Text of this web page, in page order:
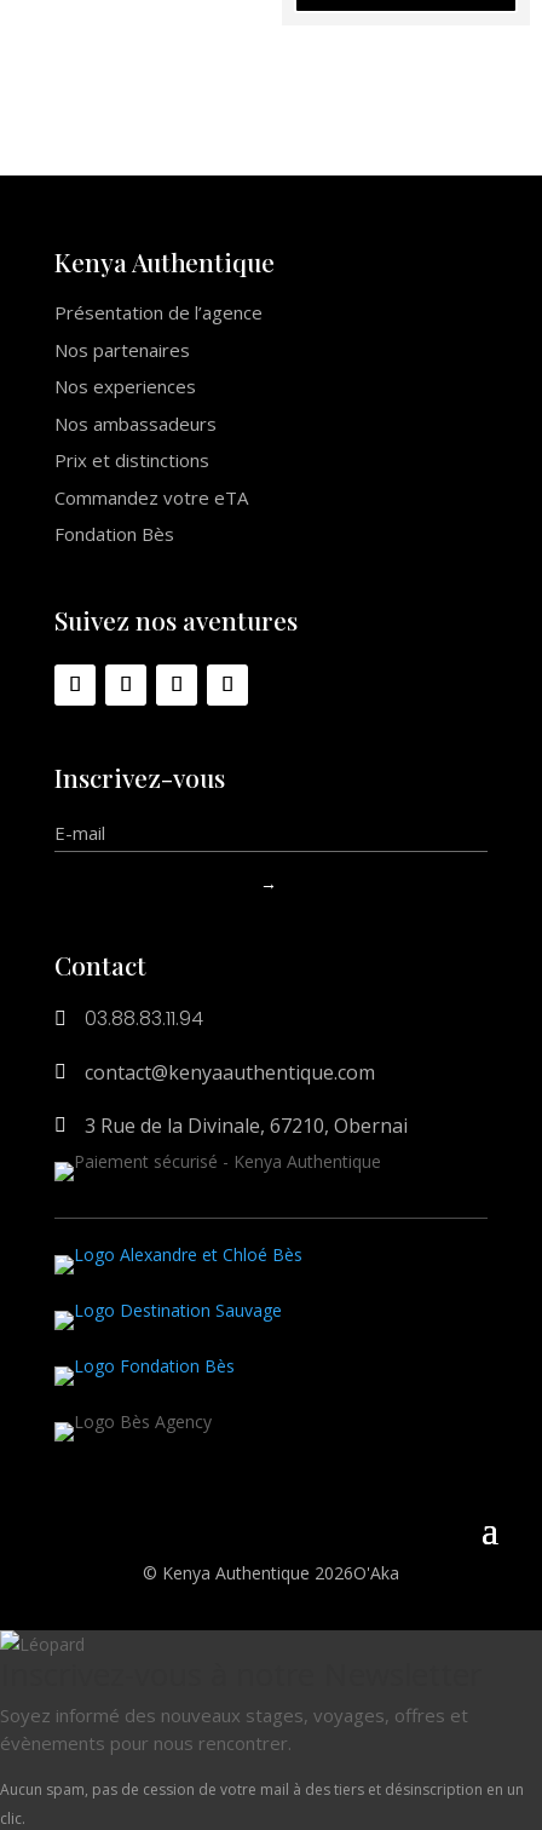
Kenya Authentique
Présentation de l’agence
Nos partenaires
Nos experiences
Nos ambassadeurs
Prix et distinctions
Commandez votre eTA
Fondation Bès
Suivez nos aventures
Inscrivez-vous
→
Contact
 03.88.83.11.94
 contact@kenyaauthentique.com
 3 Rue de la Divinale, 67210, Obernai
© Kenya Authentique 2026O'Aka
Soyez informé des nouveaux stages, voyages, offres et
évènements pour nous rencontrer.
Aucun spam, pas de cession de votre mail à des tiers et désinscription en un
clic.